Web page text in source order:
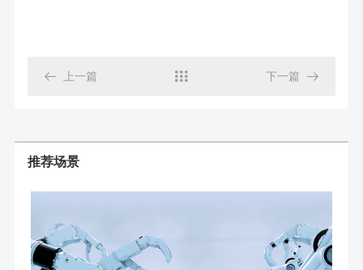
 上一篇  下一篇 
推荐场景